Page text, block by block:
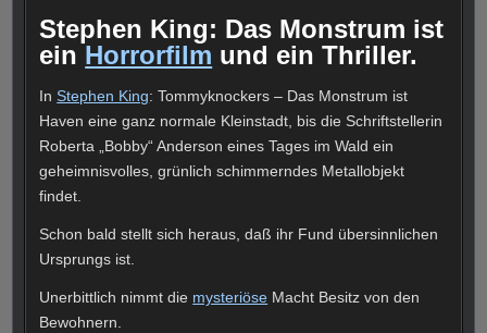
Stephen King: Das Monstrum ist
ein Horrorfilm und ein Thriller.
InStephen King: Tommyknockers – Das Monstrum ist
Haven eine ganz normale Kleinstadt, bis die Schriftstellerin
Roberta „Bobby“ Anderson eines Tages im Wald ein
geheimnisvolles, grünlich schimmerndes Metallobjekt
findet.
Schon bald stellt sich heraus, daß ihr Fund übersinnlichen
Ursprungs ist.
Unerbittlich nimmt die mysteriöse Macht Besitz von den
Bewohnern.